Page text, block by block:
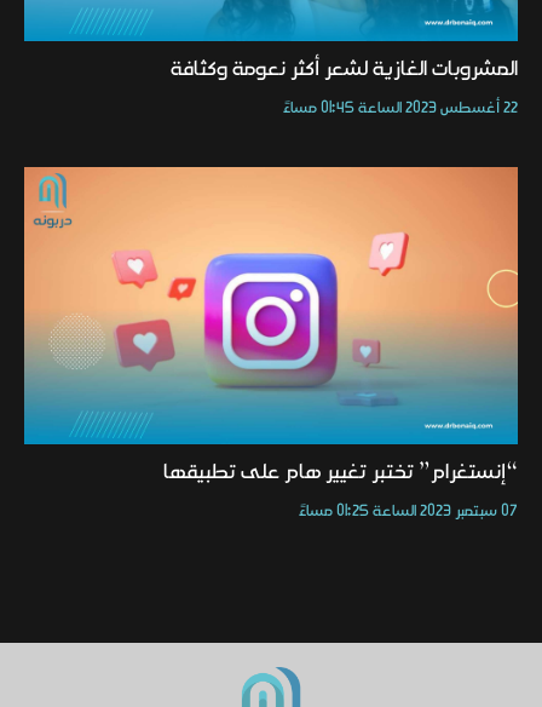
المشروبات الغازية لشعر أكثر نعومة وكثافة
22 أغسطس 2023 الساعة 01:45 مساءً
“إنستغرام” تختبر تغيير هام على تطبيقها
07 سبتمبر 2023 الساعة 01:25 مساءً